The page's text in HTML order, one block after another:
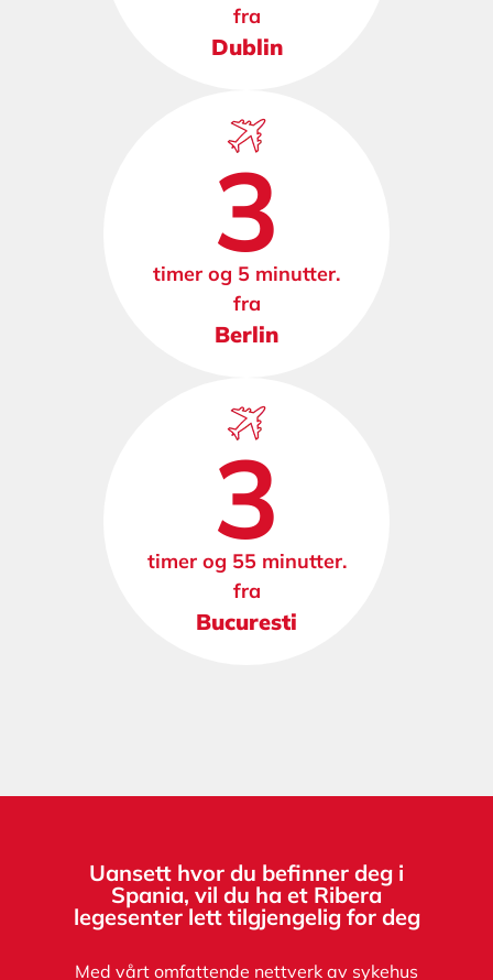
fra
Dublin
3
timer og 5 minutter.
fra
Berlin
3
timer og 55 minutter.
fra
Bucuresti
Uansett hvor du befinner deg i
Spania, vil du ha et Ribera
legesenter lett tilgjengelig for deg
Med vårt omfattende nettverk av sykehus